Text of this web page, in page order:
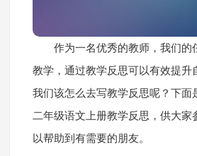
作为一名优秀的教师，我们的
教学，通过教学反思可以有效提升
我们该怎么去写教学反思呢？下面
二年级语文上册教学反思，供大家
以帮助到有需要的朋友。